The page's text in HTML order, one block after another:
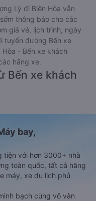
Lý đi Biên Hòa vẫn
thông báo cho các
giá vé, lịch trình, ngày
tuyến đường Bến xe
- Bến xe khách
hãng xe.
Bến xe khách
bay,
tiện với hơn 3000+ nhà
toàn quốc, tất cả hãng
máy, xe du lịch phủ
bạch cùng vô vàn